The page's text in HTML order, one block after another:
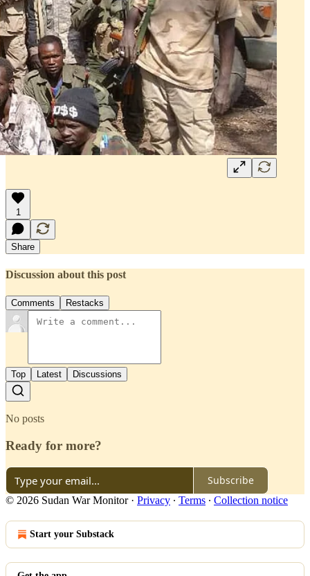
1
Share
Discussion about this post
Comments Restacks
Top Latest Discussions
No posts
Ready for more?
Subscribe
© 2026 Sudan War Monitor· Privacy ∙ Terms ∙ Collection notice
Start your Substack